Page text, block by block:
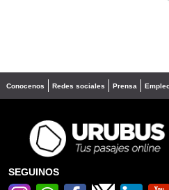
Conocenos Redes sociales Prensa
SEGUINOS